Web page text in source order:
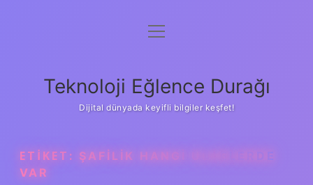
Anasayfa
Yasal Uyarı
menüyü
Teknoloji Eğlence Durağı
Dijital dünyada keyifli bilgiler keşfet!
ETIKET: ŞAFILIK HANGI ÜLKELERDE
VAR